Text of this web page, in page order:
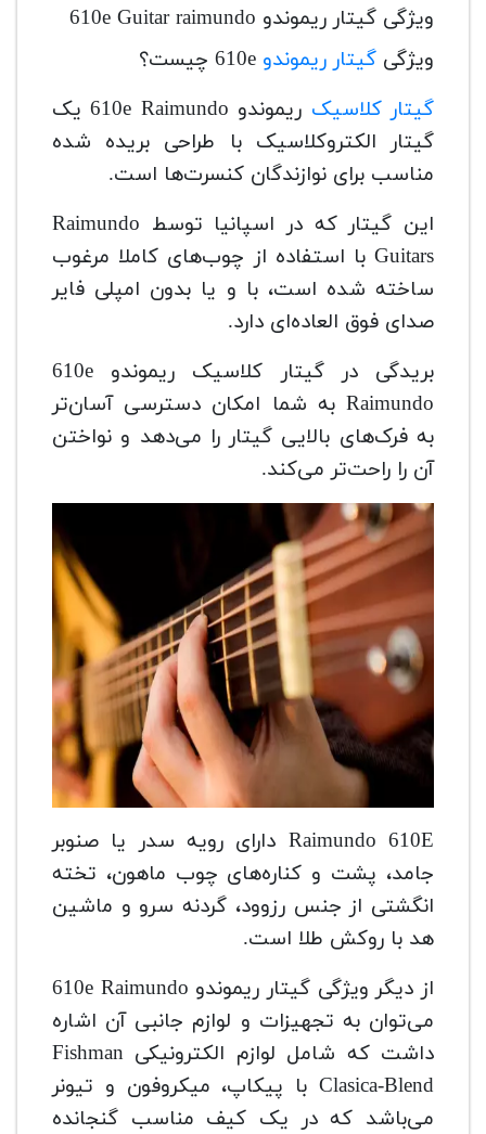
ویژگی گیتار ریموندو 610e Guitar raimundo
ویژگی گیتار ریموندو
گیتار کلاسیک
ریموندو 610e Raimundo یک
گیتار الکتروکلاسیک با طراحی بریده شده
مناسب برای نوازندگان کنسرت‌ها است.
این گیتار که در اسپانیا توسط Raimundo
Guitars با استفاده از چوب‌های کاملا مرغوب
ساخته شده است، با و یا بدون امپلی فایر
صدای فوق العاده‌ای دارد.
بریدگی در گیتار کلاسیک ریموندو 610e
Raimundo به شما امکان دسترسی آسان‌تر
به فرک‌های بالایی گیتار را می‌دهد و نواختن
آن را راحت‌تر می‌کند.
Raimundo 610E دارای رویه سدر یا صنوبر
جامد، پشت و کناره‌های چوب ماهون، تخته
انگشتی از جنس رزوود، گردنه سرو و ماشین
هد با روکش طلا است.
از دیگر ویژگی گیتار ریموندو 610e Raimundo
می‌توان به تجهیزات و لوازم جانبی آن اشاره
داشت که شامل لوازم الکترونیکی Fishman
Clasica-Blend با پیکاپ، میکروفون و تیونر
می‌باشد که در یک کیف مناسب گنجانده